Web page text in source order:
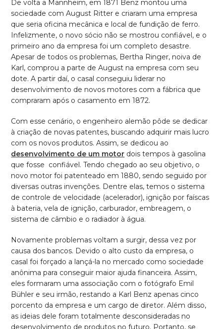
De volta a Mannheim, em 1871 Benz montou uma
sociedade com August Ritter e criaram uma empresa
que seria oficina mecânica e local de fundição de ferro.
Infelizmente, o novo sócio não se mostrou confiável, e o
primeiro ano da empresa foi um completo desastre.
Apesar de todos os problemas, Bertha Ringer, noiva de
Karl, comprou a parte de August na empresa com seu
dote. A partir daí, o casal conseguiu liderar no
desenvolvimento de novos motores com a fábrica que
compraram após o casamento em 1872.
Com esse cenário, o engenheiro alemão pôde se dedicar
à criação de novas patentes, buscando adquirir mais lucro
com os novos produtos. Assim, se dedicou ao
desenvolvimento de um motor dois tempos à gasolina
que fosse confiável. Tendo chegado ao seu objetivo, o
novo motor foi patenteado em 1880, sendo seguido por
diversas outras invenções. Dentre elas, temos o sistema
de controle de velocidade (acelerador), ignição por faíscas
à bateria, vela de ignição, carburador, embreagem, o
sistema de câmbio e o radiador à água.
Novamente problemas voltam a surgir, dessa vez por
causa dos bancos. Devido o alto custo da empresa, o
casal foi forçado a lançá-la no mercado como sociedade
anônima para conseguir maior ajuda financeira. Assim,
eles formaram uma associação com o fotógrafo Emil
Bühler e seu irmão, restando a Karl Benz apenas cinco
porcento da empresa e um cargo de diretor. Além disso,
as ideias dele foram totalmente desconsideradas no
desenvolvimento de produtos no futuro. Portanto, se